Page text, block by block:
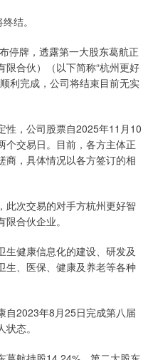
结。
停牌，透露第一大股东葛航正
合伙）（以下简称“杭州更好
利完成，公司将结束目前无实
性，公司股票自2025年11月10
个交易日。目前，各方主体正
商，具体情况以各方签订的相
此次交易的对手方杭州更好智
合伙企业。
生健康信息化的建设、研发及
生、医保、健康及养老等各种
自2023年8月25日完成第八届
态。